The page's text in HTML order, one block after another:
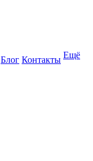
Блог Контакты Ещё